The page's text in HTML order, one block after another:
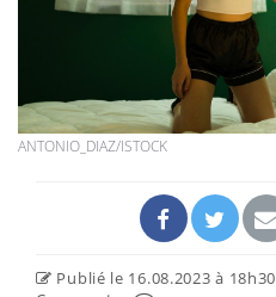
ANTONIO_DIAZ/ISTOCK
Publié le 16.08.2023 à 18h30